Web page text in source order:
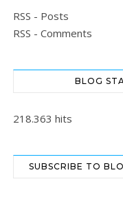
RSS - Posts
RSS - Comments
BLOG
218.363 hits
SUBSCRIBE TO